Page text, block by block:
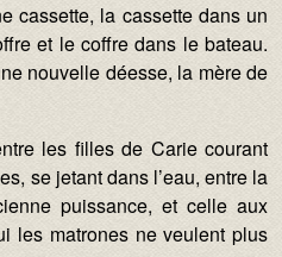
cassette, la cassette dans un
et le coffre dans le bateau.
nouvelle déesse, la mère de
les filles de Carie courant
se jetant dans l’eau, entre la
puissance, et celle aux
les matrones ne veulent plus